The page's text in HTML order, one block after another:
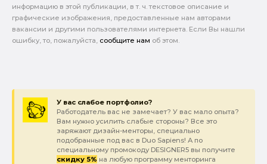
информацию в этой публикации, в т. ч. текстовое описание и
графические изображения, предоставленные нам авторами
вакансии и другими пользователями интернета. Если Вы нашли
ошибку, то, пожалуйста, сообщите нам об этом.
У вас слабое портфолио?
Работодатель вас не замечает? У вас мало опыта?
Вам нужно усилить слабые стороны? Все это
заряжают дизайн-менторы, специально
подобранные под вас в Duo Sapiens! А по
специальному промокоду DESIGNER5 вы получите
скидку 5% на любую программу менторинга